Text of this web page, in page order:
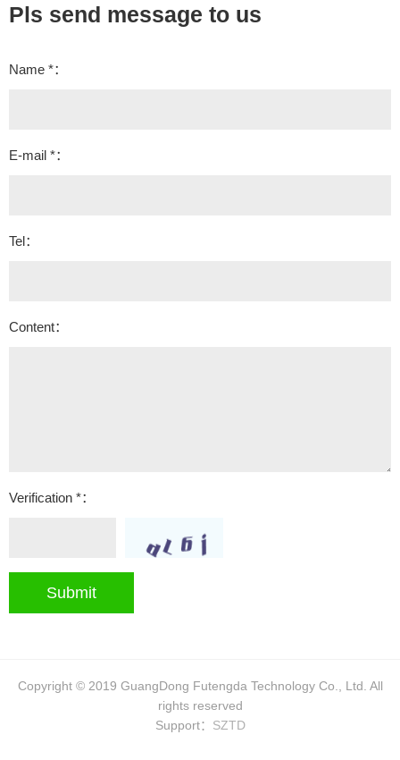
Pls send message to us
Name *：
E-mail *：
Tel：
Content：
Verification *：
Submit
Copyright © 2019 GuangDong Futengda Technology Co., Ltd. All
rights reserved
Support： SZTD